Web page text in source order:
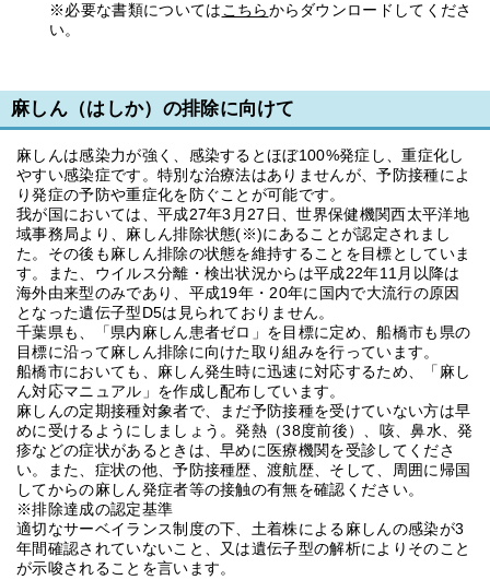
※必要な書類については こちらからダウンロードしてくださ
い。
麻しん（はしか）の排除に向けて
麻しんは感染力が強く、感染するとほぼ100%発症し、重症化し
やすい感染症です。特別な治療法はありませんが、予防接種によ
り発症の予防や重症化を防ぐことが可能です。
我が国においては、平成27年3月27日、世界保健機関西太平洋地
域事務局より、麻しん排除状態(※)にあることが認定されまし
た。その後も麻しん排除の状態を維持することを目標としていま
す。また、ウイルス分離・検出状況からは平成22年11月以降は
海外由来型のみであり、平成19年・20年に国内で大流行の原因
となった遺伝子型D5は見られておりません。
千葉県も、「県内麻しん患者ゼロ」を目標に定め、船橋市も県の
目標に沿って麻しん排除に向けた取り組みを行っています。
船橋市においても、麻しん発生時に迅速に対応するため、「麻し
ん対応マニュアル」を作成し配布しています。
麻しんの定期接種対象者で、まだ予防接種を受けていない方は早
めに受けるようにしましょう。発熱（38度前後）、咳、鼻水、発
疹などの症状があるときは、早めに医療機関を受診してくださ
い。また、症状の他、予防接種歴、渡航歴、そして、周囲に帰国
してからの麻しん発症者等の接触の有無を確認ください。
※排除達成の認定基準
適切なサーベイランス制度の下、土着株による麻しんの感染が3
年間確認されていないこと、又は遺伝子型の解析によりそのこと
が示唆されることを言います。